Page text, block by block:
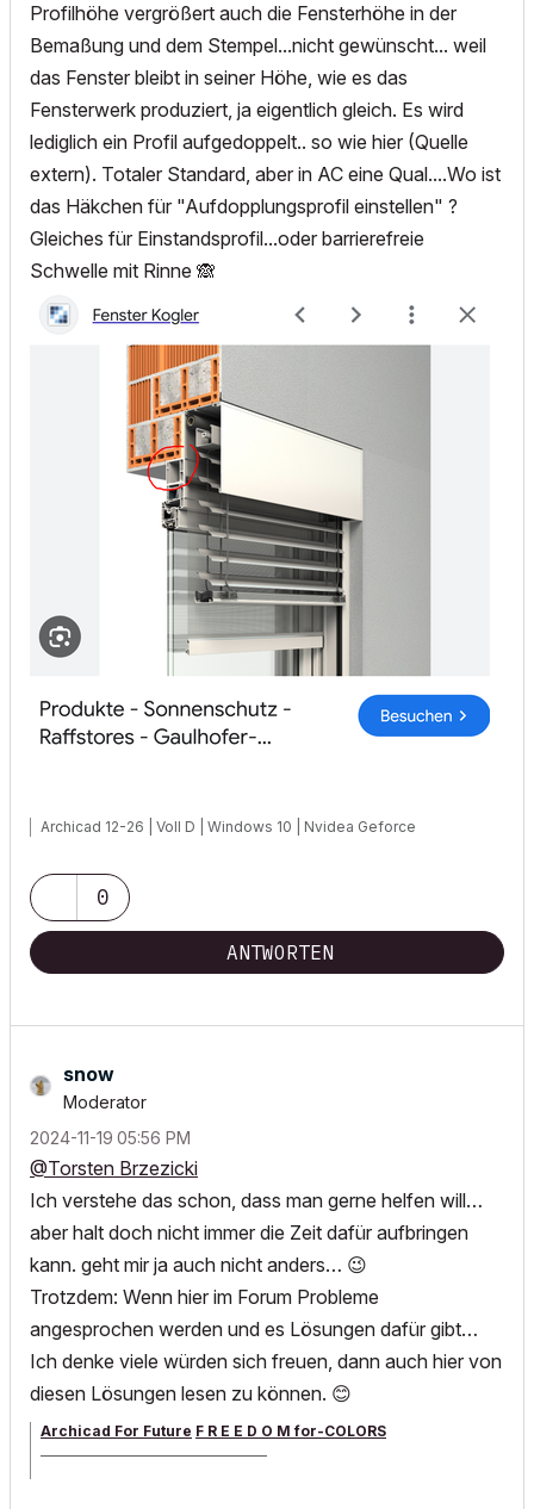
Profilhöhe vergrößert auch die Fensterhöhe in der
Bemaßung und dem Stempel...nicht gewünscht... weil
das Fenster bleibt in seiner Höhe, wie es das
Fensterwerk produziert, ja eigentlich gleich. Es wird
lediglich ein Profil aufgedoppelt.. so wie hier (Quelle
extern). Totaler Standard, aber in AC eine Qual....Wo ist
das Häkchen für "Aufdopplungsprofil einstellen" ?
Gleiches für Einstandsprofil...oder barrierefreie
Schwelle mit Rinne 🙈
Archicad 12-26 | Voll D | Windows 10 | Nvidea Geforce
0
ANTWORTEN
snow
Moderator
‎2024-11-19 05:56 PM
@Torsten Brzezicki
Ich verstehe das schon, dass man gerne helfen will…
aber halt doch nicht immer die Zeit dafür aufbringen
kann. geht mir ja auch nicht anders… 😉
Trotzdem: Wenn hier im Forum Probleme
angesprochen werden und es Lösungen dafür gibt…
Ich denke viele würden sich freuen, dann auch hier von
diesen Lösungen lesen zu können. 😊
Archicad For Future F R E E D O M for-COLORS